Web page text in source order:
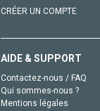
CRÉER UN COMPTE
AIDE & SUPPORT
Contactez-nous / FAQ
Qui sommes-nous ?
Mentions légales